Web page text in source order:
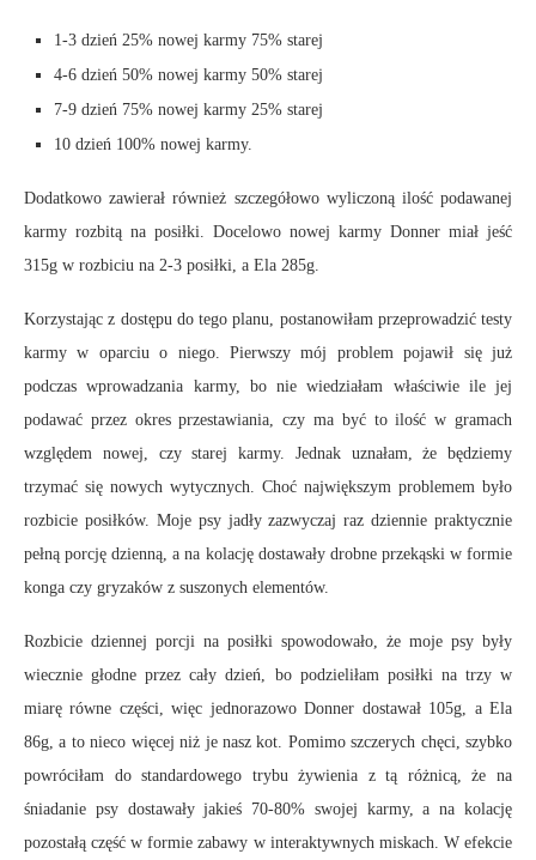
1-3 dzień 25% nowej karmy 75% starej
4-6 dzień 50% nowej karmy 50% starej
7-9 dzień 75% nowej karmy 25% starej
10 dzień 100% nowej karmy.
Dodatkowo zawierał również szczegółowo wyliczoną ilość podawanej
karmy rozbitą na posiłki. Docelowo nowej karmy Donner miał jeść
315g w rozbiciu na 2-3 posiłki, a Ela 285g.
Korzystając z dostępu do tego planu, postanowiłam przeprowadzić testy
karmy w oparciu o niego. Pierwszy mój problem pojawił się już
podczas wprowadzania karmy, bo nie wiedziałam właściwie ile jej
podawać przez okres przestawiania, czy ma być to ilość w gramach
względem nowej, czy starej karmy. Jednak uznałam, że będziemy
trzymać się nowych wytycznych. Choć największym problemem było
rozbicie posiłków. Moje psy jadły zazwyczaj raz dziennie praktycznie
pełną porcję dzienną, a na kolację dostawały drobne przekąski w formie
konga czy gryzaków z suszonych elementów.
Rozbicie dziennej porcji na posiłki spowodowało, że moje psy były
wiecznie głodne przez cały dzień, bo podzieliłam posiłki na trzy w
miarę równe części, więc jednorazowo Donner dostawał 105g, a Ela
86g, a to nieco więcej niż je nasz kot. Pomimo szczerych chęci, szybko
powróciłam do standardowego trybu żywienia z tą różnicą, że na
śniadanie psy dostawały jakieś 70-80% swojej karmy, a na kolację
pozostałą część w formie zabawy w interaktywnych miskach. W efekcie